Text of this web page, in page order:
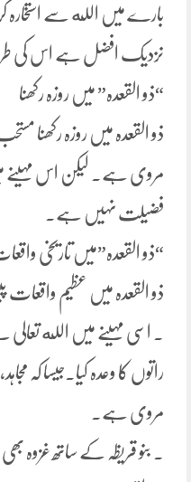
بارے میں الله سے
نزدیک افضل ہے اس کی طرف
“ذو القعدہ” میں روزہ رکھنا
ذو القعدہ میں روزہ رکھنا
مروی ہے۔ لیکن اس مہینے
فضیلت نہیں ہے۔
“ذو القعدہ”میں تاریخی
ذو القعدہ میں عظیم
۔ اسی مہینے میں الله
راتوں کا وعدہ کیا۔جیسا کہ
مروی ہے۔
۔ بنو قریظہ کے ساتھ غزوہ